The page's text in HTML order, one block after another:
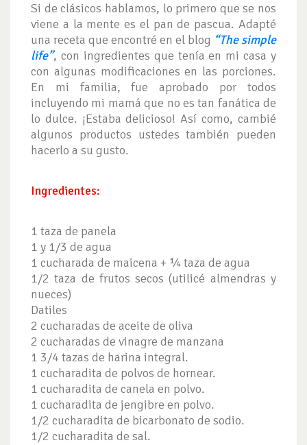
Si de clásicos hablamos, lo primero que se nos
viene a la mente es el pan de pascua. Adapté
una receta que encontré en el blog “The simple
life”, con ingredientes que tenía en mi casa y
con algunas modificaciones en las porciones.
En mi familia, fue aprobado por todos
incluyendo mi mamá que no es tan fanática de
lo dulce. ¡Estaba delicioso! Así como, cambié
algunos productos ustedes también pueden
hacerlo a su gusto.
Ingredientes:
1 taza de panela
1 y 1/3 de agua
1 cucharada de maicena + ¼ taza de agua
1/2 taza de frutos secos (utilicé almendras y
nueces)
Datiles
2 cucharadas de aceite de oliva
2 cucharadas de vinagre de manzana
1 3/4 tazas de harina integral.
1 cucharadita de polvos de hornear.
1 cucharadita de canela en polvo.
1 cucharadita de jengibre en polvo.
1/2 cucharadita de bicarbonato de sodio.
1/2 cucharadita de sal.